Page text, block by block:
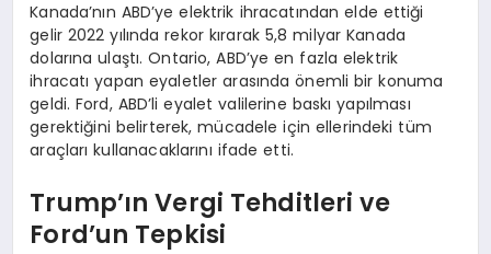
Kanada’nın ABD’ye elektrik ihracatından elde ettiği
gelir 2022 yılında rekor kırarak 5,8 milyar Kanada
dolarına ulaştı. Ontario, ABD’ye en fazla elektrik
ihracatı yapan eyaletler arasında önemli bir konuma
geldi. Ford, ABD’li eyalet valilerine baskı yapılması
gerektiğini belirterek, mücadele için ellerindeki tüm
araçları kullanacaklarını ifade etti.
Trump’ın Vergi Tehditleri ve
Ford’un Tepkisi